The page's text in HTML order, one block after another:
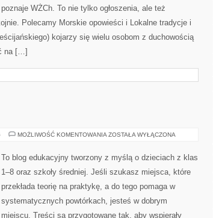
poznaje WŻCh. To nie tylko ogłoszenia, ale też
Polecamy Morskie opowieści i Lokalne tradycje i
kojarzy się wielu osobom z duchowością
na […]
MOŻLIWOŚĆ KOMENTOWANIA RELIGIA
ZOSTAŁA WYŁĄCZONA
To blog edukacyjny tworzony z myślą o dzieciach z klas
1–8 oraz szkoły średniej. Jeśli szukasz miejsca, które
przekłada teorię na praktykę, a do tego pomaga w
systematycznych powtórkach, jesteś w dobrym
miejscu. Treści są przygotowane tak, aby wspierały